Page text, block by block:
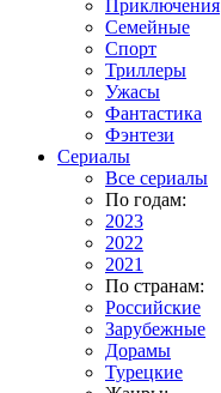
Приключения
Семейные
Спорт
Триллеры
Ужасы
Фантастика
Фэнтези
Сериалы
Все сериалы
По годам:
2023
2022
2021
По странам:
Российские
Зарубежные
Дорамы
Турецкие